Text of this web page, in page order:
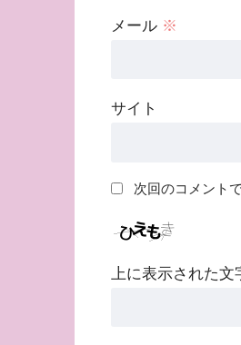
メール ※
サイト
次回のコメント
上に表示された